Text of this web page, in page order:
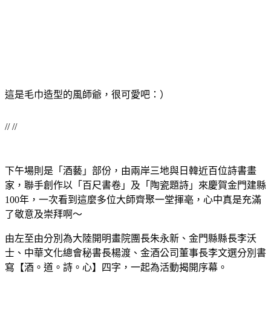
這是毛巾造型的風師爺，很可愛吧：）
// //
下午場則是「酒藝」部份，由兩岸三地與日韓近百位詩書畫
家，聯手創作以「百尺書卷」及「陶瓷題詩」來慶賀金門建縣
100年，一次看到這麼多位大師齊聚一堂揮亳，心中真是充滿
了敬意及崇拜啊～
由左至由分別為大陸開明畫院團長朱永新、金門縣縣長李沃
士、中華文化總會秘書長楊渡、金酒公司董事長李文選分別書
寫【酒。道。詩。心】四字，一起為活動揭開序幕。